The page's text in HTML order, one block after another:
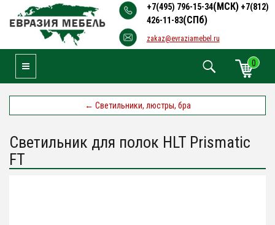
+7(495) 796-15-34(МСК) +7(812)
426-11-83(СПб)
zakaz@evraziamebel.ru
0
Toggle Navigation
← Светильники, люстры, бра
Светильник для полок HLT Prismatic
FT